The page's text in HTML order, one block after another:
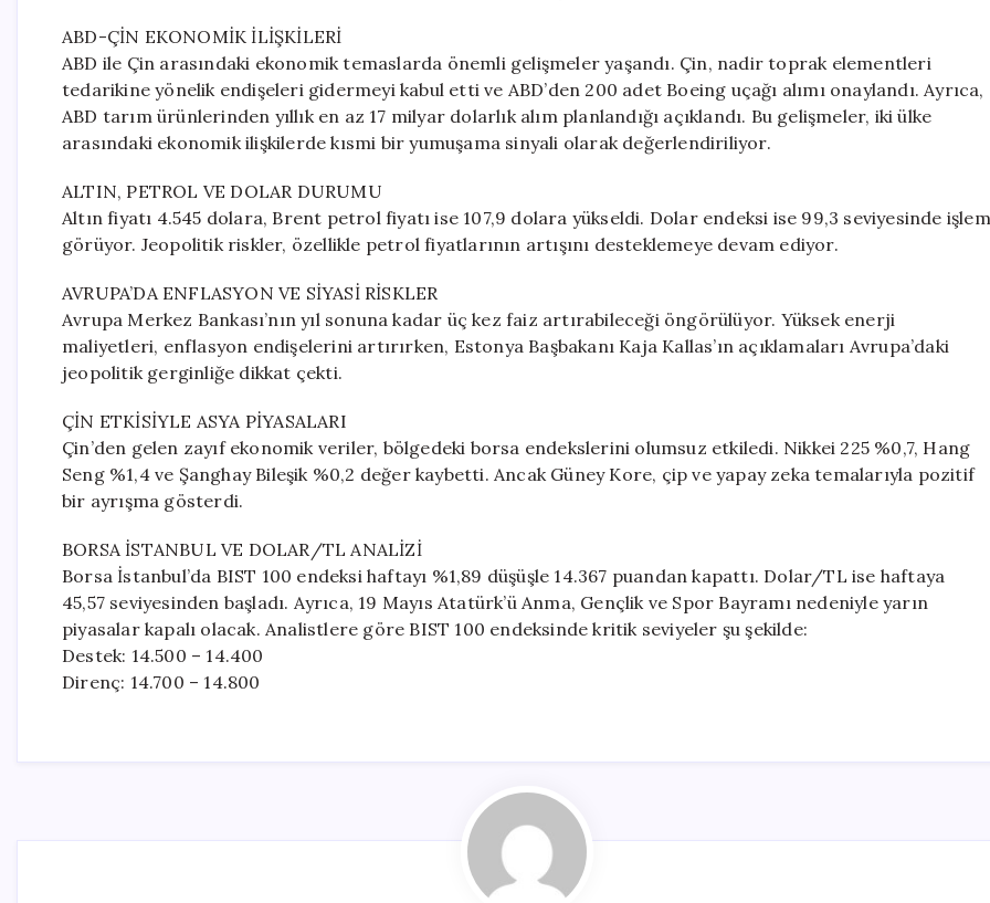
ABD-ÇİN EKONOMİK İLİŞKİLERİ
ABD ile Çin arasındaki ekonomik temaslarda önemli gelişmeler yaşandı. Çin, nadir toprak elementleri
tedarikine yönelik endişeleri gidermeyi kabul etti ve ABD’den 200 adet Boeing uçağı alımı onaylandı. Ayrıca,
ABD tarım ürünlerinden yıllık en az 17 milyar dolarlık alım planlandığı açıklandı. Bu gelişmeler, iki ülke
arasındaki ekonomik ilişkilerde kısmi bir yumuşama sinyali olarak değerlendiriliyor.
ALTIN, PETROL VE DOLAR DURUMU
Altın fiyatı 4.545 dolara, Brent petrol fiyatı ise 107,9 dolara yükseldi. Dolar endeksi ise 99,3 seviyesinde işlem
görüyor. Jeopolitik riskler, özellikle petrol fiyatlarının artışını desteklemeye devam ediyor.
AVRUPA’DA ENFLASYON VE SİYASİ RİSKLER
Avrupa Merkez Bankası’nın yıl sonuna kadar üç kez faiz artırabileceği öngörülüyor. Yüksek enerji
maliyetleri, enflasyon endişelerini artırırken, Estonya Başbakanı Kaja Kallas’ın açıklamaları Avrupa’daki
jeopolitik gerginliğe dikkat çekti.
ÇİN ETKİSİYLE ASYA PİYASALARI
Çin’den gelen zayıf ekonomik veriler, bölgedeki borsa endekslerini olumsuz etkiledi. Nikkei 225 %0,7, Hang
Seng %1,4 ve Şanghay Bileşik %0,2 değer kaybetti. Ancak Güney Kore, çip ve yapay zeka temalarıyla pozitif
bir ayrışma gösterdi.
BORSA İSTANBUL VE DOLAR/TL ANALİZİ
Borsa İstanbul’da BIST 100 endeksi haftayı %1,89 düşüşle 14.367 puandan kapattı. Dolar/TL ise haftaya
45,57 seviyesinden başladı. Ayrıca, 19 Mayıs Atatürk’ü Anma, Gençlik ve Spor Bayramı nedeniyle yarın
piyasalar kapalı olacak. Analistlere göre BIST 100 endeksinde kritik seviyeler şu şekilde:
Destek: 14.500 – 14.400
Direnç: 14.700 – 14.800